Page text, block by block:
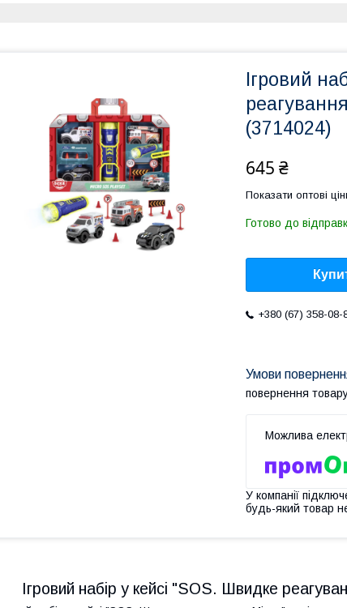
Ігровий
(3714024)
645 ₴
Показати оптові
Готово до
+380 (67) 358-08-
повернення
У компанії
будь-який товар
Ігровий набір у кейсі "SOS. Швидке